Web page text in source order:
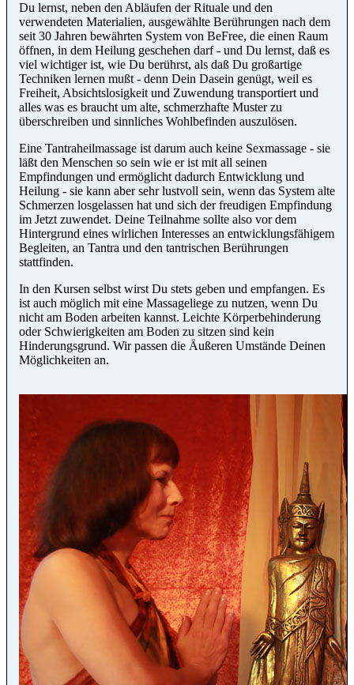
Du lernst, neben den Abläufen der Rituale und den
verwendeten Materialien, ausgewählte Berührungen nach dem
seit 30 Jahren bewährten System von BeFree, die einen Raum
öffnen, in dem Heilung geschehen darf - und Du lernst, daß es
viel wichtiger ist, wie Du berührst, als daß Du großartige
Techniken lernen mußt - denn Dein Dasein genügt, weil es
Freiheit, Absichtslosigkeit und Zuwendung transportiert und
alles was es braucht um alte, schmerzhafte Muster zu
überschreiben und sinnliches Wohlbefinden auszulösen.
Eine Tantraheilmassage ist darum auch keine Sexmassage - sie
läßt den Menschen so sein wie er ist mit all seinen
Empfindungen und ermöglicht dadurch Entwicklung und
Heilung - sie kann aber sehr lustvoll sein, wenn das System alte
Schmerzen losgelassen hat und sich der freudigen Empfindung
im Jetzt zuwendet. Deine Teilnahme sollte also vor dem
Hintergrund eines wirlichen Interesses an entwicklungsfähigem
Begleiten, an Tantra und den tantrischen Berührungen
stattfinden.
In den Kursen selbst wirst Du stets geben und empfangen. Es
ist auch möglich mit eine Massageliege zu nutzen, wenn Du
nicht am Boden arbeiten kannst. Leichte Körperbehinderung
oder Schwierigkeiten am Boden zu sitzen sind kein
Hinderungsgrund. Wir passen die Äußeren Umstände Deinen
Möglichkeiten an.